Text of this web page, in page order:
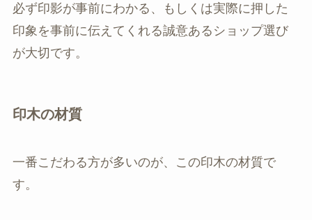
必ず印影が事前にわかる、もしくは実際に押した
印象を事前に伝えてくれる誠意あるショップ選び
が大切です。
印木の材質
一番こだわる方が多いのが、この印木の材質で
す。